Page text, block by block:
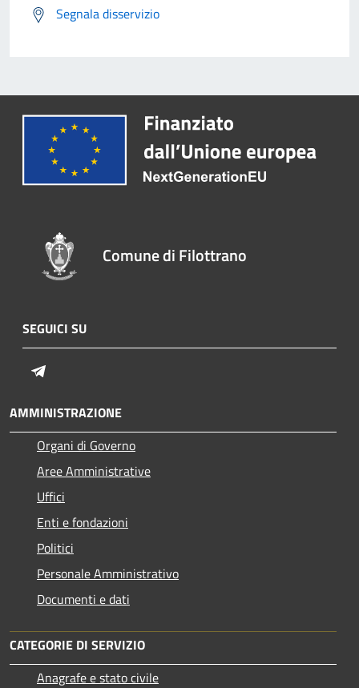
Segnala disservizio
Comune di Filottrano
SEGUICI SU
AMMINISTRAZIONE
Organi di Governo
Aree Amministrative
Uffici
Enti e fondazioni
Politici
Personale Amministrativo
Documenti e dati
CATEGORIE DI SERVIZIO
Anagrafe e stato civile